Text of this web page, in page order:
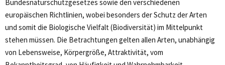
Bundesnaturschutzgesetzes sowie den verschiedenen
europäischen Richtlinien, wobei besonders der Schutz der Arten
und somit die Biologische Vielfalt (Biodiversität) im Mittelpunkt
stehen müssen. Die Betrachtungen gelten allen Arten, unabhängig
von Lebensweise, Körpergröße, Attraktivität, vom